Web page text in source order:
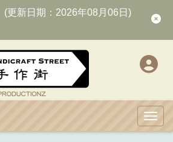
(更新日期：2026年08月06日)